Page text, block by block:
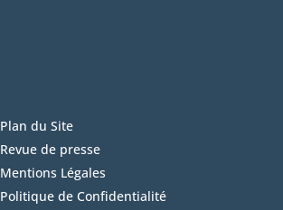
Plan du Site
Revue de presse
Mentions Légales
Politique de Confidentialité